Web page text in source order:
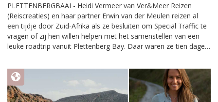
PLETTENBERGBAAI - Heidi Vermeer van Ver&Meer Reizen
(Reiscreaties) en haar partner Erwin van der Meulen reizen al
een tijdje door Zuid-Afrika als ze besluiten om Special Traffic te
vragen of zij hen willen helpen met het samenstellen van een
leuke roadtrip vanuit Plettenberg Bay. Daar waren ze tien dagen
sinds 2018 in het land wonen. Hier hebben Heidi en Edwin de
kunst van het braaien en wijn drinken in dikke truien geleerd. Met
heerlijke avonden bij het haardvuur en zalig eten als gevolg.
Heidi doet verslag van de bijzondere rondreis die volgde.